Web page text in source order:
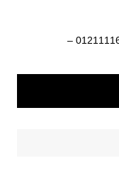
ماكينات تعبئة وتغليف 01211116954 – 01211116956 –